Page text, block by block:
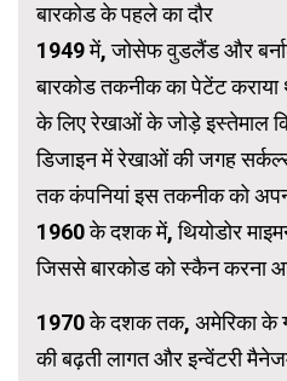
बारकोड के पहले का दौर
1949 में, जोसेफ वुडलैंड और
बारकोड तकनीक का पेटेंट
के लिए रेखाओं के जोड़े इस्तेमाल
डिजाइन में रेखाओं की जगह सर्कल्स
तक कंपनियां इस तकनीक को
1960 के दशक में, थियोडोर
जिससे बारकोड को स्कैन करना
1970 के दशक तक, अमेरिका के
की बढ़ती लागत और इन्वेंटरी